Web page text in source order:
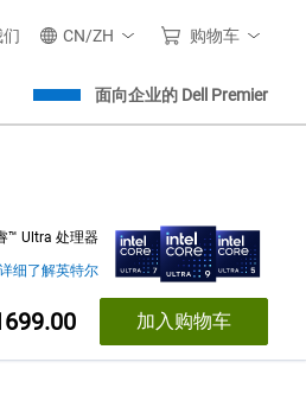
CN/ZH 购物车
面向企业的 Dell Premier
™ Ultra 处理器
详细了解英特尔
价格 加入购物车